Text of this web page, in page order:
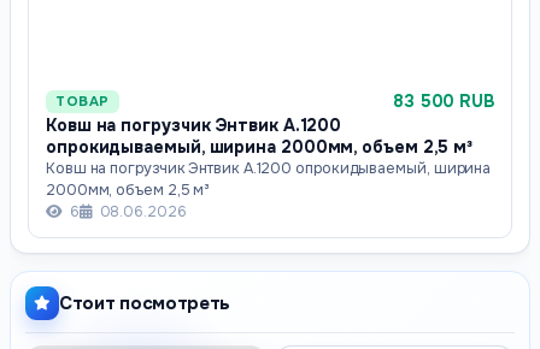
ТОВАР
83 500 RUB
Ковш на погрузчик Энтвик А.1200
опрокидываемый, ширина 2000мм, объем 2,5 м³
Ковш на погрузчик Энтвик А.1200 опрокидываемый, ширина
2000мм, объем 2,5 м³
6
08.06.2026
Стоит посмотреть